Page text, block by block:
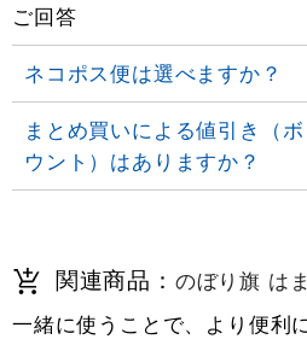
ご回答
ネコポス便は選べますか？
まとめ買いによる値引き（
ウント）はありますか？
関連商品： のぼり旗 は
一緒に使うことで、より便利